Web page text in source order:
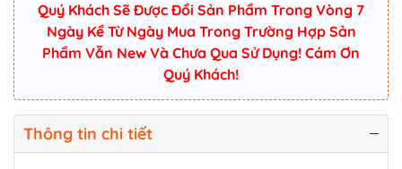
Quý Khách Sẽ Được Đổi Sản Phẩm Trong Vòng 7
Ngày Kể Từ Ngày Mua Trong Trường Hợp Sản
Phẩm Vẫn New Và Chưa Qua Sử Dụng! Cám Ơn
Quý Khách!
Thông tin chi tiết